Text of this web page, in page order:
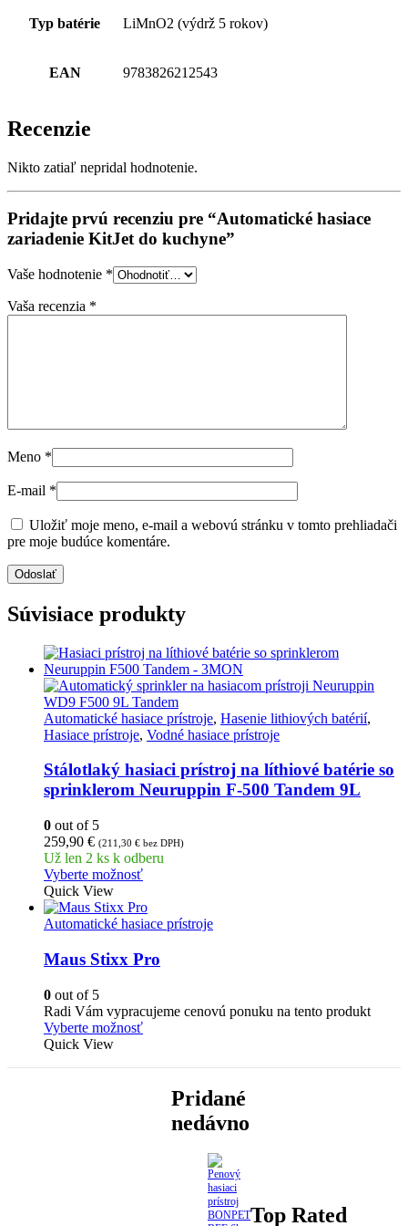
Typ batérie LiMnO2 (výdrž 5 rokov)
EAN 9783826212543
Recenzie
Nikto zatiaľ nepridal hodnotenie.
Pridajte prvú recenziu pre “Automatické hasiace
zariadenie KitJet do kuchyne”
Vaše hodnotenie *
Vaša recenzia *
Meno *
E-mail *
Uložiť moje meno, e-mail a webovú stránku v tomto prehliadači
pre moje budúce komentáre.
Súvisiace produkty
Automatické hasiace prístroje, Hasenie lithiových batérií,
Hasiace prístroje, Vodné hasiace prístroje
Stálotlaký hasiaci prístroj na líthiové batérie so
sprinklerom Neuruppin F-500 Tandem 9L
0 out of 5
259,90 € (211,30 € bez DPH)
Už len 2 ks k odberu
Vyberte možnosť
Quick View
Automatické hasiace prístroje
Maus Stixx Pro
0 out of 5
Radi Vám vypracujeme cenovú ponuku na tento produkt
Vyberte možnosť
Quick View
Pridané
nedávno
Top Rated